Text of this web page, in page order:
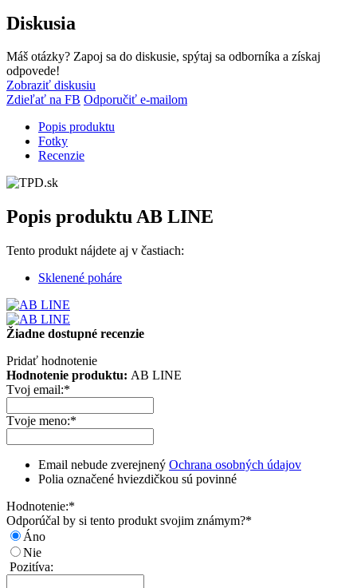
Diskusia
Máš otázky? Zapoj sa do diskusie, spýtaj sa odborníka a získaj
odpovede!
Zobraziť diskusiu
Zdieľať na FB Odporučiť e-mailom
Popis produktu
Fotky
Recenzie
Popis produktuAB LINE
Tento produkt nájdete aj v častiach:
Sklenené poháre
Žiadne dostupné recenzie
Pridať hodnotenie
Hodnotenie produktu: AB LINE
Tvoj email:*
Tvoje meno:*
Email nebude zverejnený Ochrana osobných údajov
Polia označené hviezdičkou sú povinné
Hodnotenie:*
Odporúčal by si tento produkt svojim známym?*
Áno
Nie
Pozitíva: